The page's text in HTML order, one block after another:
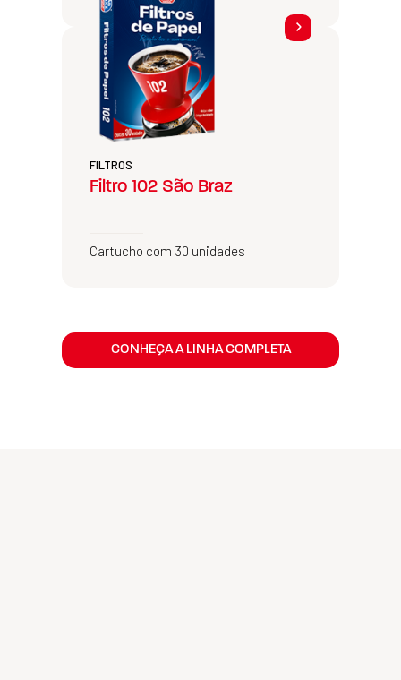
FILTROS
Filtro 102 São Braz
Cartucho com 30 unidades
CONHEÇA A LINHA COMPLETA